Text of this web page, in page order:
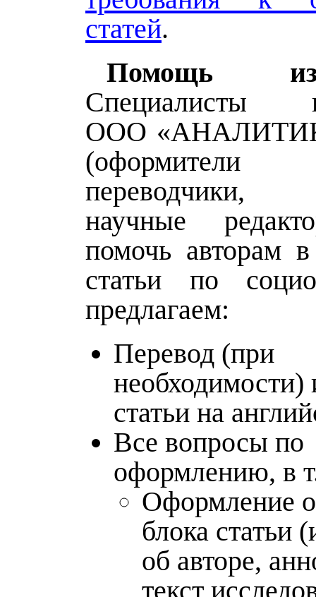
статей.
Помощь
Специалисты
ООО
переводчики,
научные
помочь авторам
статьи по
предлагаем:
Перевод (при
необходимости)
статьи на
Все вопросы по
оформлению, в
Оформление
блока статьи
об авторе,
текст